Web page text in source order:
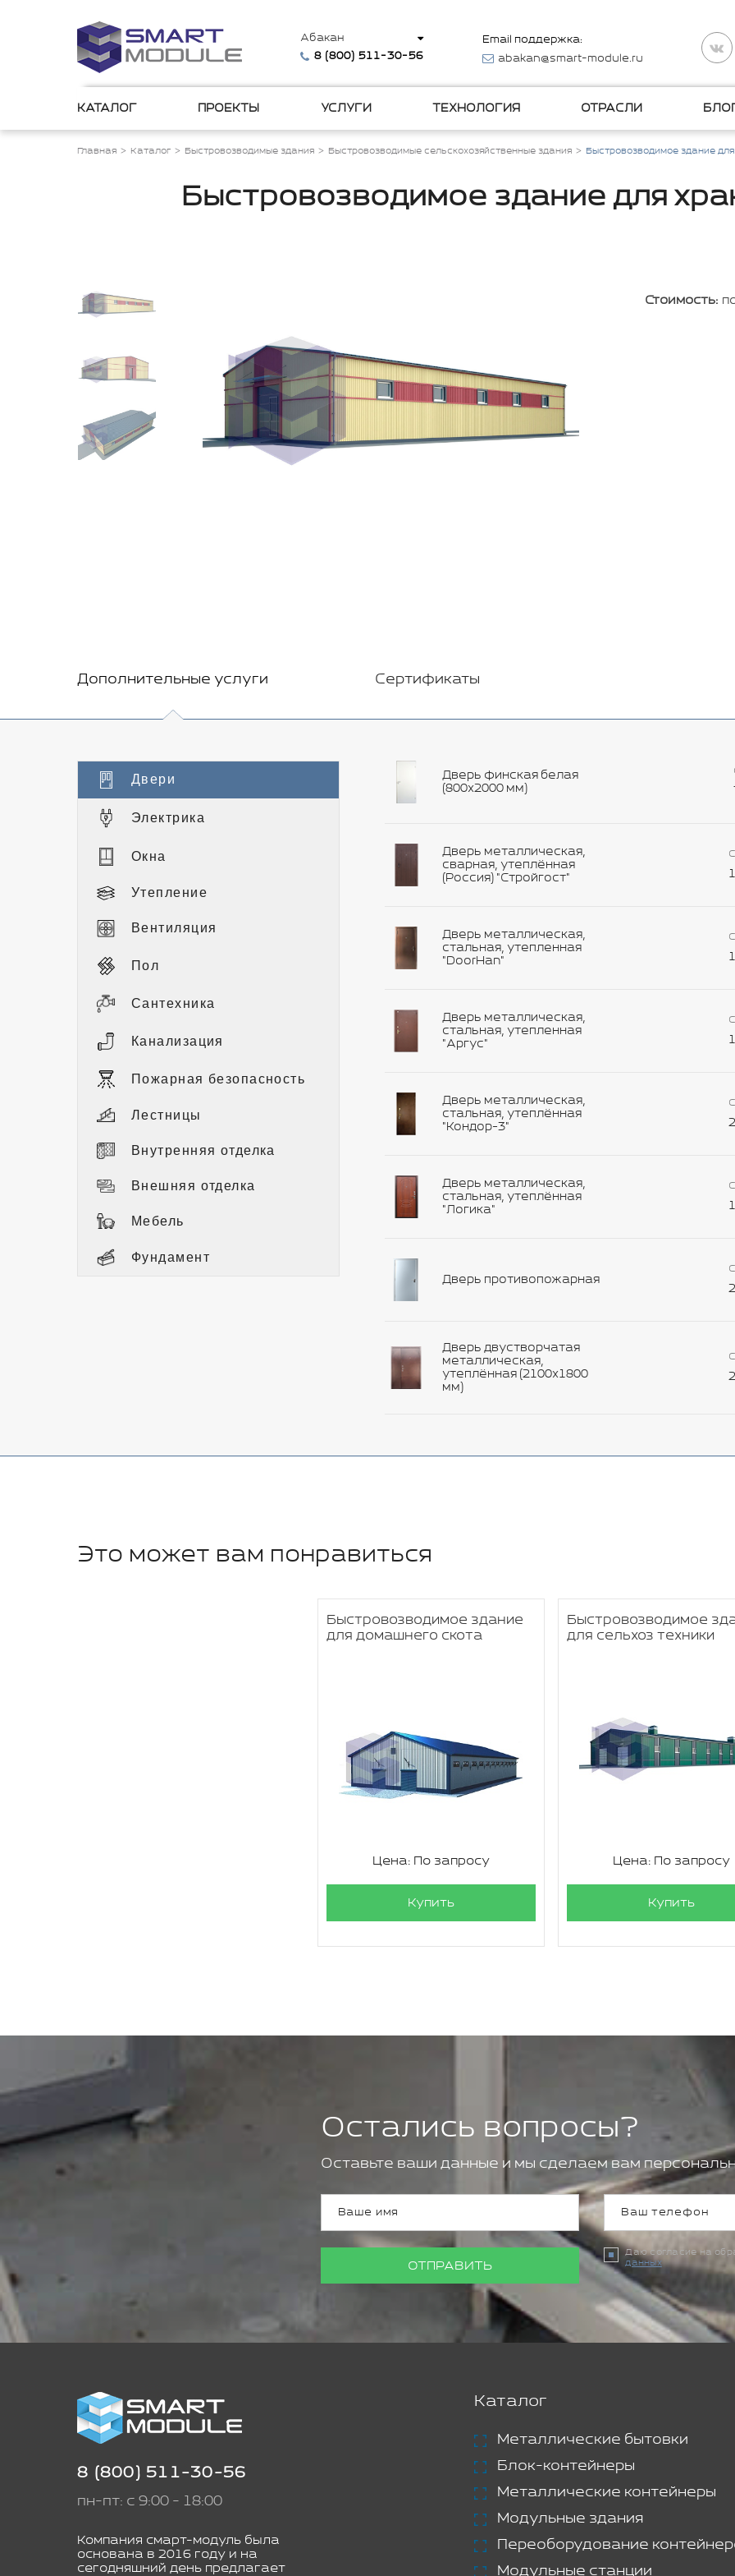
Абакан
8 (800) 511-30-56
Email поддержка:
abakan@smart-module.ru
КАТАЛОГ ПРОЕКТЫ УСЛУГИ ТЕХНОЛОГИЯ ОТРАСЛИ
Главная Каталог Быстровозводимые здания Быстровозводимые сельскохозяйственные здания Быстровозводимое здание
Быстровозводимое здание для
Стоимость:
Дополнительные услуги Сертификаты
Двери
Электрика
Окна
Утепление
Вентиляция
Пол
Сантехника
Канализация
Пожарная безопасность
Лестницы
Внутренняя отделка
Внешняя отделка
Мебель
Фундамент
Дверь финская белая
(800х2000 мм)
Дверь металлическая,
сварная, утеплённая
(Россия) "Стройгост"
Дверь металлическая,
стальная, утепленная
"DoorHan"
Дверь металлическая,
стальная, утепленная
"Аргус"
Дверь металлическая,
стальная, утеплённая
"Кондор-3"
Дверь металлическая,
стальная, утеплённая
"Логика"
Дверь противопожарная
Дверь двустворчатая
металлическая,
утеплённая (2100х1800
мм)
Это может вам понравиться
Быстровозводимое здание
для домашнего скота
Цена: По запросу
Купить
Быстровозводимое
для сельхоз техники
Цена: По запросу
Купить
Остались вопросы?
Оставьте ваши данные и мы сделаем вам
ОТПРАВИТЬ
Даю согласие на
данных
8 (800) 511-30-56
пн-пт: с 9:00 - 18:00
Компания смарт-модуль была
основана в 2016 году и на
сегодняшний день предлагает
Каталог
Металлические бытовки
Блок-контейнеры
Металлические контейнеры
Модульные здания
Переоборудование
Модульные станции